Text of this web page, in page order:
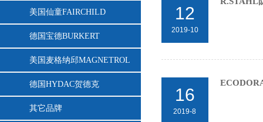
美国仙童FAIRCHILD
德国宝德BURKERT
美国麦格纳邱MAGNETROL
德国HYDAC贺德克
其它品牌
12
2019-10
16
2019-8